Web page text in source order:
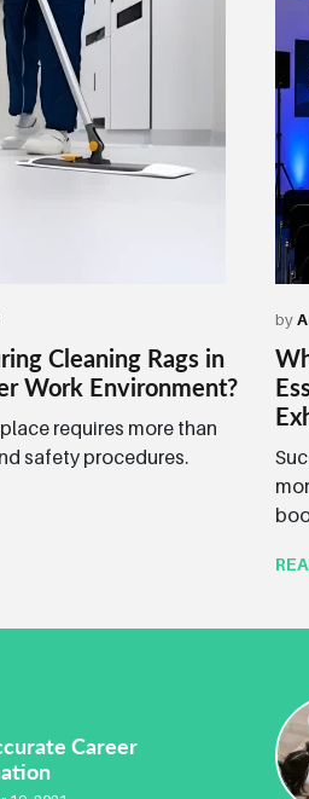
Cleaning Rags in
Work Environment?
requires more than
safety procedures.
by
Career